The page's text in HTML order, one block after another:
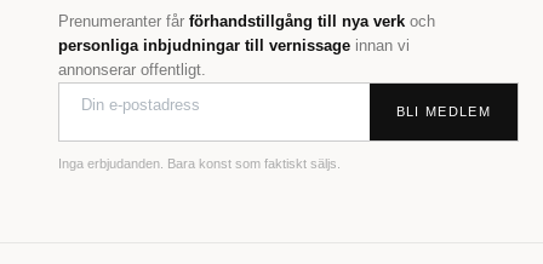
Prenumeranter får förhandstillgång till nya verk och
personliga inbjudningar till vernissage innan vi
annonserar offentligt.
BLI MEDLEM
Inga erbjudanden. Bara konst som faktiskt säljs.